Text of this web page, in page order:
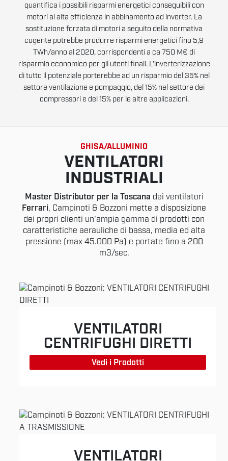
quantifica i possibili risparmi energetici conseguibili con
motori al alta efficienza in abbinamento ad inverter. La
sostituzione forzata di motori a seguito della normativa
cogente potrebbe produrre risparmi energetici fino 5,9
TWh/anno al 2020, corrispondenti a ca 750 M€ di
risparmio economico per gli utenti finali. L’inverterizzazione
di tutto il potenziale porterebbe ad un risparmio del 35% nel
settore ventilazione e pompaggio, del 15% nel settore dei
compressori e del 15% per le altre applicazioni.
GHISA/ALLUMINIO
VENTILATORI
INDUSTRIALI
Master Distributor per la Toscana dei ventilatori
Ferrari, Campinoti & Bozzoni mette a disposizione
dei propri clienti un'ampia gamma di prodotti con
caratteristiche aerauliche di bassa, media ed alta
pressione (max 45.000 Pa) e portate fino a 200
m3/sec.
VENTILATORI
CENTRIFUGHI DIRETTI
Vedi i Prodotti
VENTILATORI